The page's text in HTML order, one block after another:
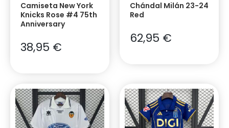
Camiseta New York
Knicks Rose #4 75th
Anniversary
38,95 €
Chándal Milán 23-24
Red
62,95 €